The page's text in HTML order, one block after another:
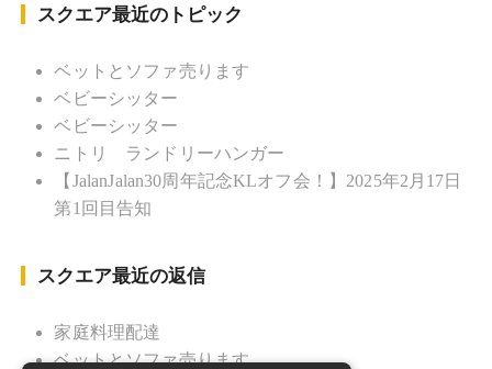
スクエア最近のトピック
ベットとソファ売ります
ベビーシッター
ベビーシッター
ニトリ ランドリーハンガー
【JalanJalan30周年記念KLオフ会！】2025年2月17日
第1回目告知
スクエア最近の返信
家庭料理配達
ベットとソファ売ります